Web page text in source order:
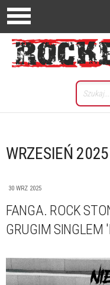
WRZESIEŃ 2025
30 WRZ 2025
FANGA. ROCK
GRUGIM SINGLEM